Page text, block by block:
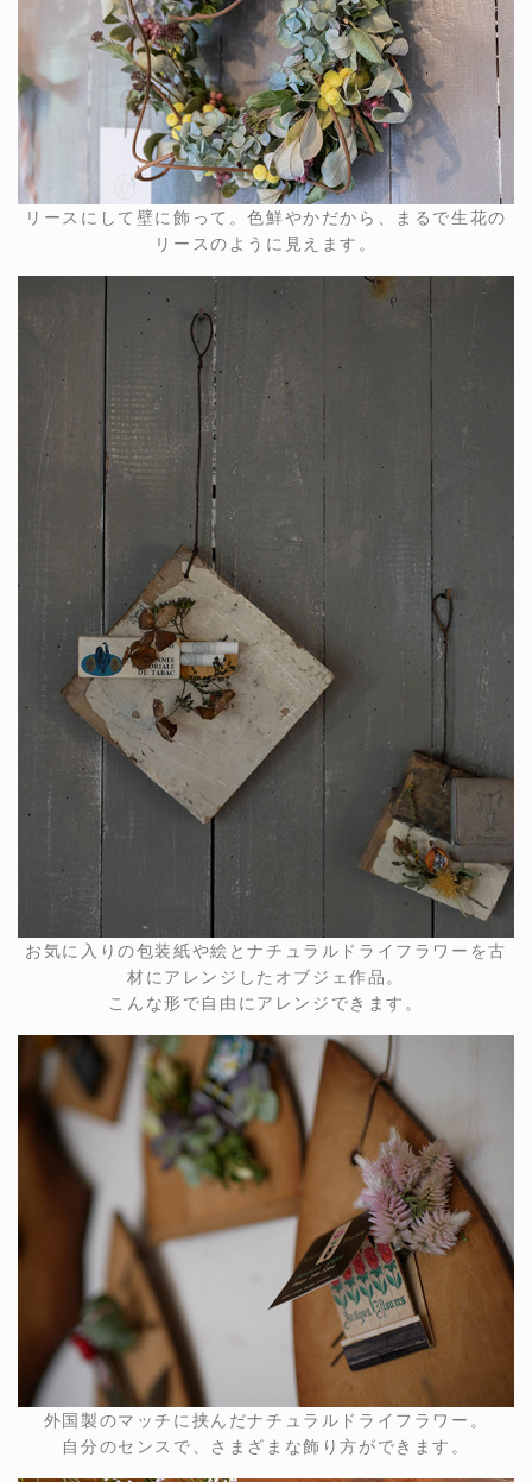
リースにして壁に飾って。色鮮やかだから、まるで生花の
リースのように見えます。
お気に入りの包装紙や絵とナチュラルドライフラワーを古
材にアレンジしたオブジェ作品。
こんな形で自由にアレンジできます。
外国製のマッチに挟んだナチュラルドライフラワー。
自分のセンスで、さまざまな飾り方ができます。